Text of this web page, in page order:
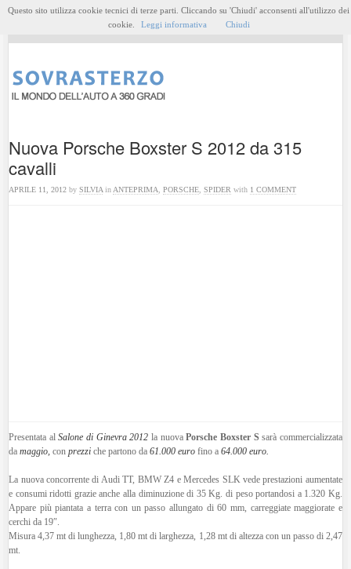
Nuova Porsche Boxster S 2012 da 315
cavalli
APRILE 11, 2012 bySILVIA in ANTEPRIMA ,PORSCHE ,SPIDER with 1 COMMENT
Presentata alSalone di Ginevra 2012 la nuovaPorsche Boxster S sarà commercializzata
damaggio, conprezzi che partono da 61.000 euro fino a64.000 euro.
La nuova concorrente di Audi TT, BMW Z4 e Mercedes SLK vede prestazioni aumentate
e consumi ridotti grazie anche alla diminuzione di 35 Kg. di peso portandosi a 1.320 Kg.
Appare più piantata a terra con un passo allungato di 60 mm, carreggiate maggiorate e
cerchi da 19″.
Misura 4,37 mt di lunghezza, 1,80 mt di larghezza, 1,28 mt di altezza con un passo di 2,47
mt.
Questo sito utilizza cookie tecnici di terze parti. Cliccando su 'Chiudi' acconsenti all'utilizzo dei
cookie.
Leggi informativa Chiudi